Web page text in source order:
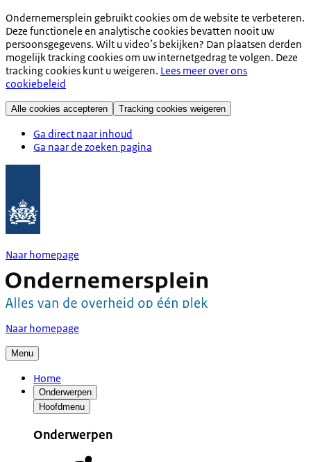
Ondernemersplein gebruikt cookies om de website te verbeteren.
Deze functionele en analytische cookies bevatten nooit uw
persoonsgegevens. Wilt u video’s bekijken? Dan plaatsen derden
mogelijk tracking cookies om uw internetgedrag te volgen. Deze
tracking cookies kunt u weigeren. Lees meer over ons
cookiebeleid
Alle cookies accepteren Tracking cookies weigeren
Ga direct naar inhoud
Ga naar de zoeken pagina
Naar homepage
Naar homepage
Menu
Home
Onderwerpen
Hoofdmenu
Onderwerpen